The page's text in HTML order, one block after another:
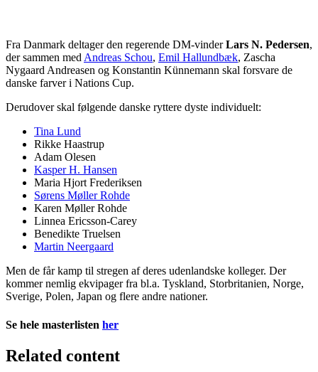
Fra Danmark deltager den regerende DM-vinderLars N. Pedersen,
der sammen medAndreas Schou, Emil Hallundbæk, Zascha
Nygaard Andreasen og Konstantin Künnemann skal forsvare de
danske farver i Nations Cup.
Derudover skal følgende danske ryttere dyste individuelt:
Tina Lund
Rikke Haastrup
Adam Olesen
Kasper H. Hansen
Maria Hjort Frederiksen
Sørens Møller Rohde
Karen Møller Rohde
Linnea Ericsson-Carey
Benedikte Truelsen
Martin Neergaard
Men de får kamp til stregen af deres udenlandske kolleger. Der
kommer nemlig ekvipager fra bl.a. Tyskland, Storbritanien, Norge,
Sverige, Polen, Japan og flere andre nationer.
Se hele masterlisten her
Related content